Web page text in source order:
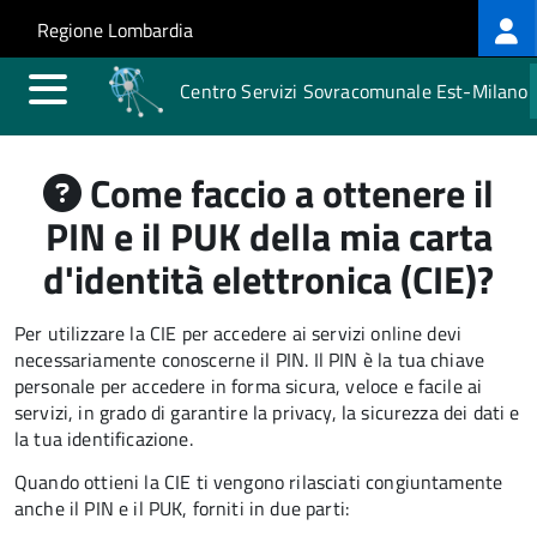
Salta al contenuto principale
Skip to site navigation
Regione Lombardia
Centro Servizi Sovracomunale Est-Milano
Come faccio a ottenere il
PIN e il PUK della mia carta
d'identità elettronica (CIE)?
Per utilizzare la CIE per accedere ai servizi online devi
necessariamente conoscerne il PIN. Il PIN è la tua chiave
personale per accedere in forma sicura, veloce e facile ai
servizi, in grado di garantire la privacy, la sicurezza dei dati e
la tua identificazione.
Quando ottieni la CIE ti vengono rilasciati congiuntamente
anche il PIN e il PUK, forniti in due parti: